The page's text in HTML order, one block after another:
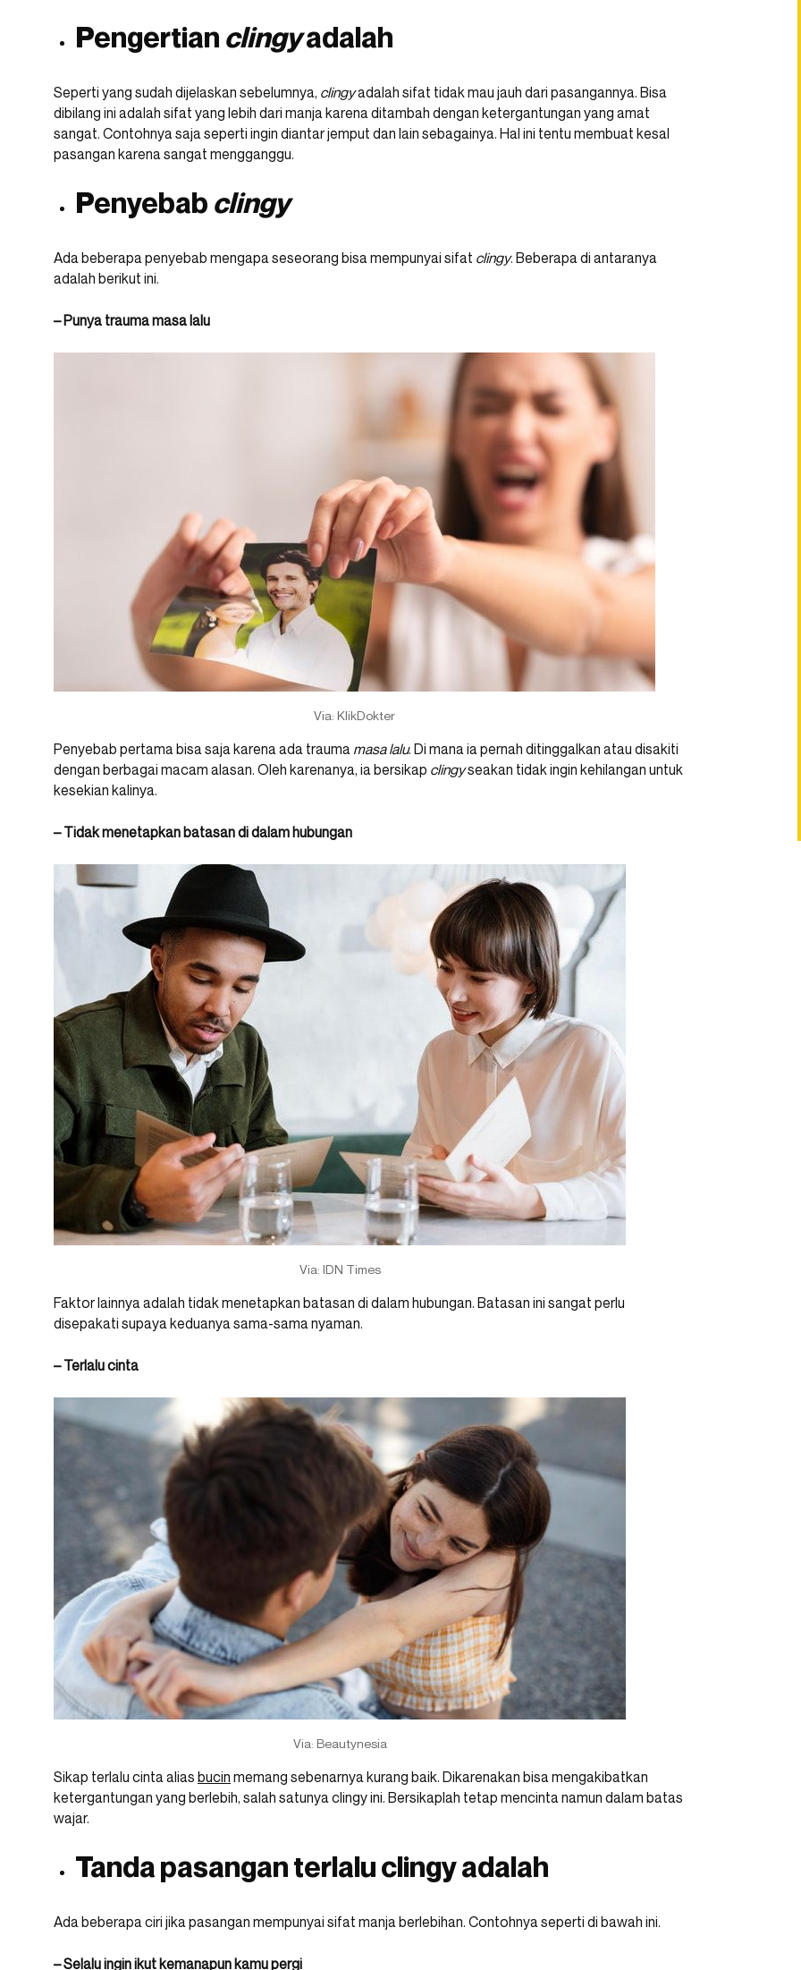
Pengertian clingyadalah
Seperti yang sudah dijelaskan sebelumnya, clingyadalah sifat tidak mau jauh dari pasangannya. Bisa
dibilang ini adalah sifat yang lebih dari manja karena ditambah dengan ketergantungan yang amat
sangat. Contohnya saja seperti ingin diantar jemput dan lain sebagainya. Hal ini tentu membuat kesal
pasangan karena sangat mengganggu.
Penyebab clingy
Ada beberapa penyebab mengapa seseorang bisa mempunyai sifat clingy. Beberapa di antaranya
adalah berikut ini.
– Punya trauma masa lalu
Via: KlikDokter
Penyebab pertama bisa saja karena ada trauma masa lalu. Di mana ia pernah ditinggalkan atau disakiti
dengan berbagai macam alasan. Oleh karenanya, ia bersikap clingyseakan tidak ingin kehilangan untuk
kesekian kalinya.
– Tidak menetapkan batasan di dalam hubungan
Via: IDN Times
Faktor lainnya adalah tidak menetapkan batasan di dalam hubungan. Batasan ini sangat perlu
disepakati supaya keduanya sama-sama nyaman.
– Terlalu cinta
Via: Beautynesia
Sikap terlalu cinta alias bucin memang sebenarnya kurang baik. Dikarenakan bisa mengakibatkan
ketergantungan yang berlebih, salah satunya clingy ini. Bersikaplah tetap mencinta namun dalam batas
wajar.
Tanda pasangan terlalu clingy adalah
Ada beberapa ciri jika pasangan mempunyai sifat manja berlebihan. Contohnya seperti di bawah ini.
– Selalu ingin ikut kemanapun kamu pergi